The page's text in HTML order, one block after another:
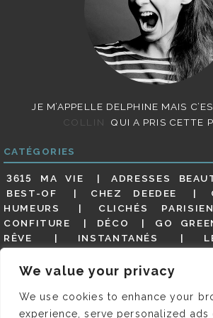
We value your privacy
We use cookies to enhance your
experience, serve personalized ads
JE M’APPELLE DELPHINE MAIS
COLLIN
QUI A PRIS CETTE
CATÉGORIES
3615 MA VIE ADRESSES
BEST-OF
CHEZ DEEDEE
HUMEURS
CLICHÉS
CONFITURE
DÉCO GO
RÊVE
INSTANTANÉS
MES ADRESSES
MODE NON
GUIDE
PARIS EN PHOTOS
REVUE DE PRESSE DÉTAILLÉE,